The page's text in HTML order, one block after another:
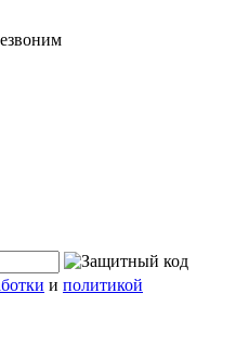
и политикой